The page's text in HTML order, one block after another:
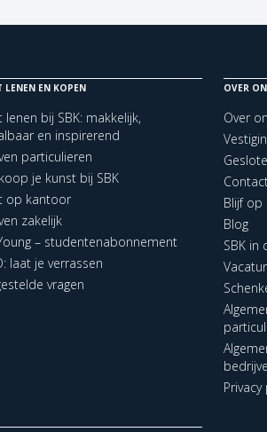
LENEN EN KOPEN
lenen bij SBK: makkelijk,
en inspirerend
particulieren
je kunst bij SBK
op kantoor
zakelijk
– studentenabonnement
laat je verrassen
vragen
OVER
Over
Blijf op
Blog
SBK in